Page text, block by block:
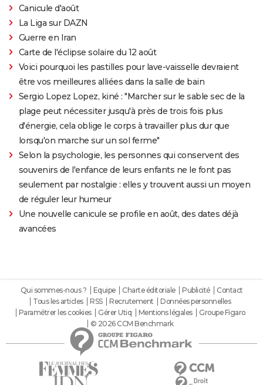
Canicule d'août
La Liga sur DAZN
Guerre en Iran
Carte de l'éclipse solaire du 12 août
Voici pourquoi les pastilles pour lave-vaisselle devraient
être vos meilleures alliées dans la salle de bain
Sergio Lopez Lopez, kiné : "Marcher sur le sable sec de la
plage peut nécessiter jusqu'à près de trois fois plus
d'énergie, cela oblige le corps à travailler plus dur que
lorsqu'on marche sur un sol ferme"
Selon la psychologie, les personnes qui conservent des
souvenirs de l'enfance de leurs enfants ne le font pas
seulement par nostalgie : elles y trouvent aussi un moyen
de réguler leur humeur
Une nouvelle canicule se profile en août, des dates déjà
avancées
Qui sommes-nous ? Equipe Charte éditoriale Publicité
Contact
Tous les articles
RSS Recrutement
Données personnelles
Paramétrer les cookies
Gérer Utiq Mentions légales
Groupe Figaro
© 2026 CCM Benchmark